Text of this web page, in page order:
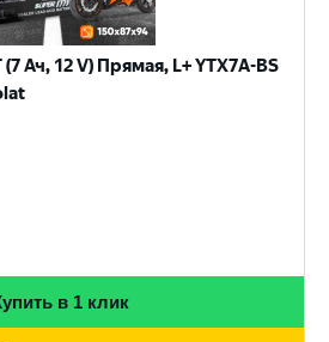
Ач, 12 V) Прямая, L+ YTX7A-BS
в 1 клик